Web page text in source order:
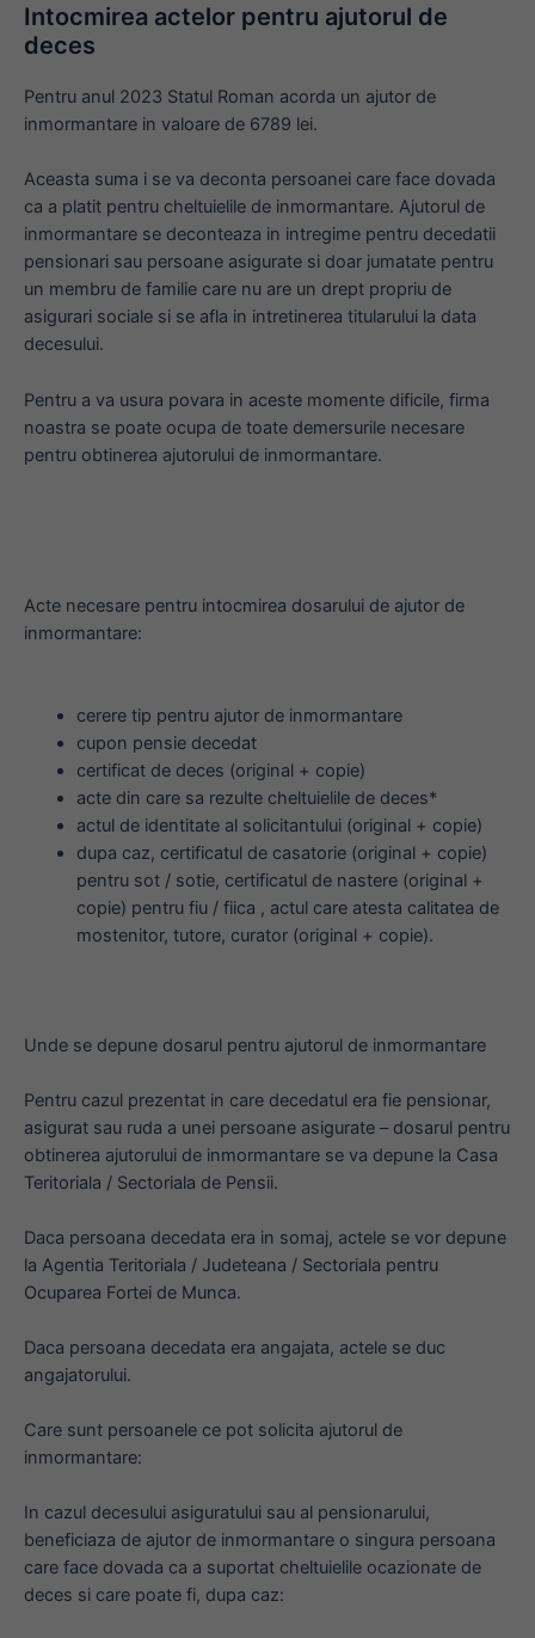
Intocmirea actelor pentru ajutorul de
deces
Pentru anul 2023 Statul Roman acorda un ajutor de
inmormantare in valoare de 6789 lei.
Aceasta suma i se va deconta persoanei care face dovada
ca a platit pentru cheltuielile de inmormantare. Ajutorul de
inmormantare se deconteaza in intregime pentru decedatii
pensionari sau persoane asigurate si doar jumatate pentru
un membru de familie care nu are un drept propriu de
asigurari sociale si se afla in intretinerea titularului la data
decesului.
Pentru a va usura povara in aceste momente dificile, firma
noastra se poate ocupa de toate demersurile necesare
pentru obtinerea ajutorului de inmormantare.
Acte necesare pentru intocmirea dosarului de ajutor de
inmormantare:
cerere tip pentru ajutor de inmormantare
cupon pensie decedat
certificat de deces (original + copie)
acte din care sa rezulte cheltuielile de deces*
actul de identitate al solicitantului (original + copie)
dupa caz, certificatul de casatorie (original + copie)
pentru sot / sotie, certificatul de nastere (original +
copie) pentru fiu / fiica , actul care atesta calitatea de
mostenitor, tutore, curator (original + copie).
Unde se depune dosarul pentru ajutorul de inmormantare
Pentru cazul prezentat in care decedatul era fie pensionar,
asigurat sau ruda a unei persoane asigurate – dosarul pentru
obtinerea ajutorului de inmormantare se va depune la Casa
Teritoriala / Sectoriala de Pensii.
Daca persoana decedata era in somaj, actele se vor depune
la Agentia Teritoriala / Judeteana / Sectoriala pentru
Ocuparea Fortei de Munca.
Daca persoana decedata era angajata, actele se duc
angajatorului.
Care sunt persoanele ce pot solicita ajutorul de
inmormantare:
In cazul decesului asiguratului sau al pensionarului,
beneficiaza de ajutor de inmormantare o singura persoana
care face dovada ca a suportat cheltuielile ocazionate de
deces si care poate fi, dupa caz: